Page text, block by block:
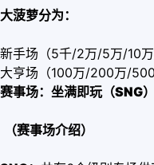
大菠萝分为：
新手场（5千/2万/5万/10
大亨场（100万/200万/
赛事场：坐满即玩（SNG
（赛事场介绍）